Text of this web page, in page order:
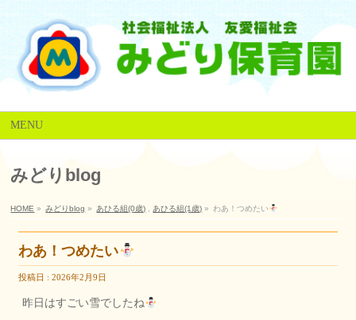
MENU
みどりblog
HOME » みどりblog » あひる組(0歳) あひる組(1歳) » わあ！つめたい
わあ！つめたい
投稿日 : 2026年2月9日
昨日はすごい雪でしたね